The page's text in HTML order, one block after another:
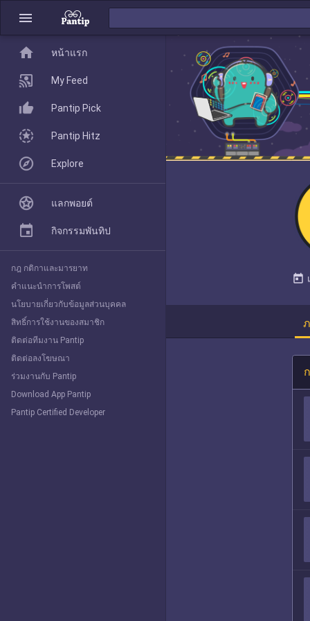
menu
today
home
Pantip Pick
Explore
home หน้าแรก
My Feed
Pantip Pick
Pantip Hitz
Explore
แลกพอยต์
กิจกรรมพันทิป
กฎ กติกาและมารยาท
คำแนะนำการโพสต์
นโยบายเกี่ยวกับข้อมูลส่วนบุคคล
สิทธิ์การใช้งานของสมาชิก
ติดต่อทีมงาน Pantip
ติดต่อลงโฆษณา
ร่วมงานกับ Pantip
Download App Pantip
Pantip Certified Developer